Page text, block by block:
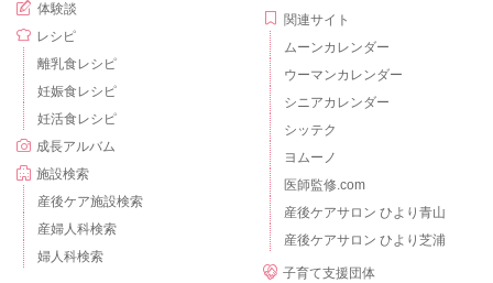
体験談
レシピ
離乳食レシピ
妊娠食レシピ
妊活食レシピ
成長アルバム
施設検索
産後ケア施設検索
産婦人科検索
婦人科検索
関連サイト
ムーンカレンダー
ウーマンカレンダー
シニアカレンダー
シッテク
ヨムーノ
医師監修.com
産後ケアサロン ひより青山
産後ケアサロン ひより芝浦
子育て支援団体